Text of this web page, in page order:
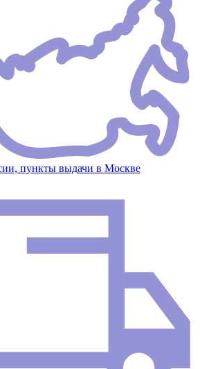
пункты выдачи в Москве